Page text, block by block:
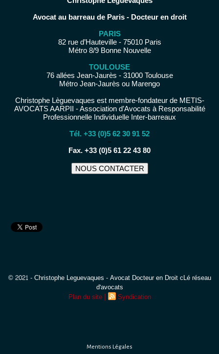
Avocat au barreau de Paris - Docteur en droit
PARIS
82 rue d’Hauteville - 75010 Paris
Métro 8/9 Bonne Nouvelle
TOULOUSE
76 allées Jean-Jaurès - 31000 Toulouse
Métro Jean-Jaurès ou Marengo
Christophe Lèguevaques est membre-fondateur de METIS-
AVOCATS AARPII - Association d’Avocats à Responsabilité
Professionnelle Individuelle Inter-barreaux
Tél. +33 (0)5 62 30 91 52
−
Fax. +33 (0)5 61 22 43 80
NOUS CONTACTER
© 2021 - Christophe Leguevaques - Avocat Docteur en Droit cLé réseau
d'avocats
Plan du site | Syndication
Mentions Légales